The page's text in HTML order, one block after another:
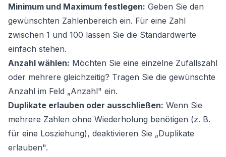
Minimum und Maximum festlegen: Geben Sie den
gewünschten Zahlenbereich ein. Für eine Zahl
zwischen 1 und 100 lassen Sie die Standardwerte
einfach stehen.
Anzahl wählen: Möchten Sie eine einzelne Zufallszahl
oder mehrere gleichzeitig? Tragen Sie die gewünschte
Anzahl im Feld „Anzahl" ein.
Duplikate erlauben oder ausschließen: Wenn Sie
mehrere Zahlen ohne Wiederholung benötigen (z. B.
für eine Losziehung), deaktivieren Sie „Duplikate
erlauben".